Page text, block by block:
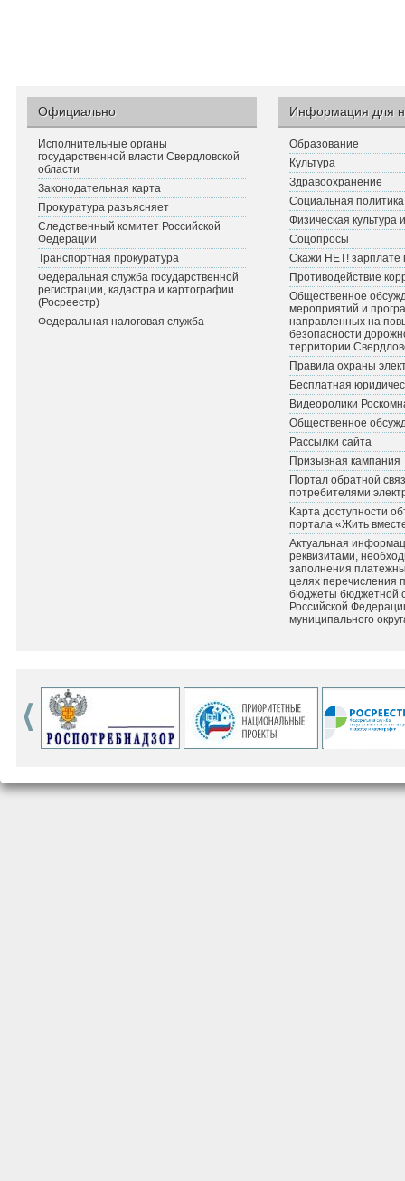
Официально
Исполнительные органы
государственной власти Свердловской
области
Законодательная карта
Прокуратура разъясняет
Следственный комитет Российской
Федерации
Транспортная прокуратура
Федеральная служба государственной
регистрации, кадастра и картографии
(Росреестр)
Федеральная налоговая служба
Информация для
Образование
Культура
Здравоохранение
Социальная политика
Физическая культура
Соцопросы
Скажи НЕТ! зарплате
Противодействие
Общественное
мероприятий и
направленных на
безопасности
территории
Правила охраны
Бесплатная
Видеоролики
Общественное
Рассылки сайта
Призывная кампания
Портал обратной
потребителями
Карта доступности
портала «Жить
Актуальная
реквизитами,
заполнения
целях перечисления
бюджеты бюджетной
Российской
муниципального